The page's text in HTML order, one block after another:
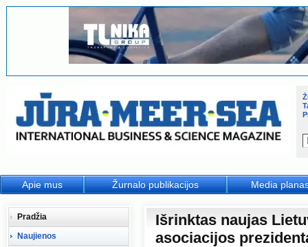
Išrinktas naujas
asociacijos
Pradžia
Naujienos
Apie mus Žurnalo publikacijos Media